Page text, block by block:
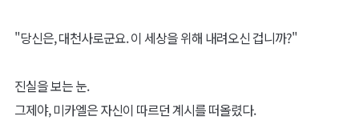
"당신은, 대천사로군요. 이 세상을 위해 내려오신 겁니까?"
진실을 보는 눈.
그제야, 미카엘은 자신이 따르던 계시를 떠올렸다.